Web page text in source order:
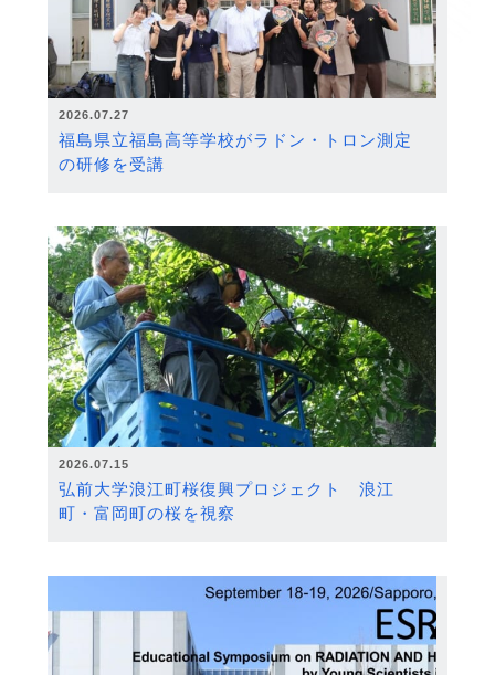
2026.07.27
福島県立福島高等学校がラドン・トロン測定
の研修を受講
2026.07.15
弘前大学浪江町桜復興プロジェクト 浪江
町・富岡町の桜を視察